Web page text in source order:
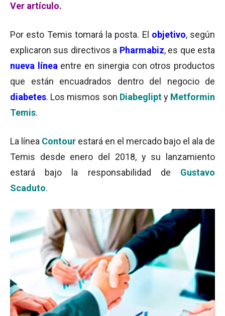
Ver artículo.
Por esto Temis tomará la posta. El objetivo, según
explicaron sus directivos a Pharmabiz, es que esta
nueva línea entre en sinergia con otros productos
que están encuadrados dentro del negocio de
diabetes. Los mismos son Diabeglipt y Metformin
Temis.
La línea Contour estará en el mercado bajo el ala de
Temis desde enero del 2018, y su lanzamiento
estará bajo la responsabilidad de Gustavo
Scaduto.